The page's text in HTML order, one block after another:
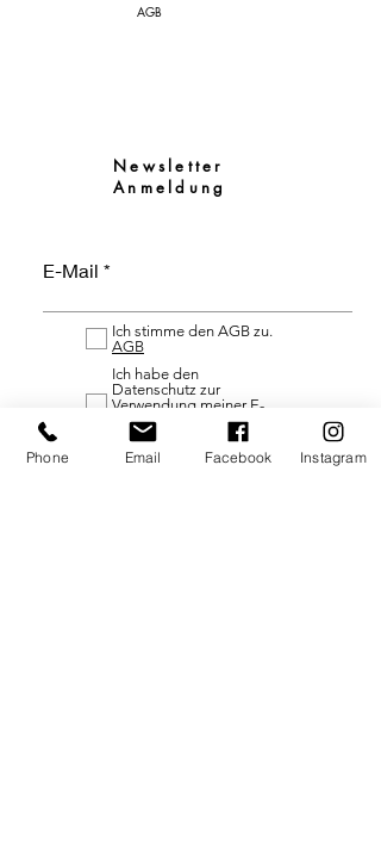
Newsletter
Anmeldung
E-Mail
Ich stimme den AGB zu.
AGB
Ich habe den
Datenschutz zur
Verwendung meiner E-
Mail-Adresse gelesen.
Datenschutz
AGB
Phone Email Facebook Instagram